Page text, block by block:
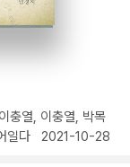
이충열, 이충열, 박목
일다 2021-10-28